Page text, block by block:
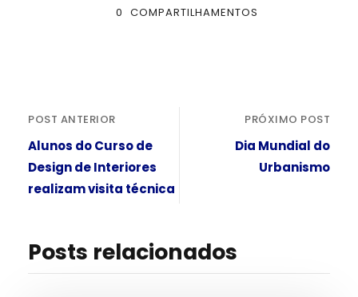
0 COMPARTILHAMENTOS
POST ANTERIOR
Alunos do Curso de
Design de Interiores
realizam visita técnica
PRÓXIMO POST
Dia Mundial do
Urbanismo
Posts relacionados